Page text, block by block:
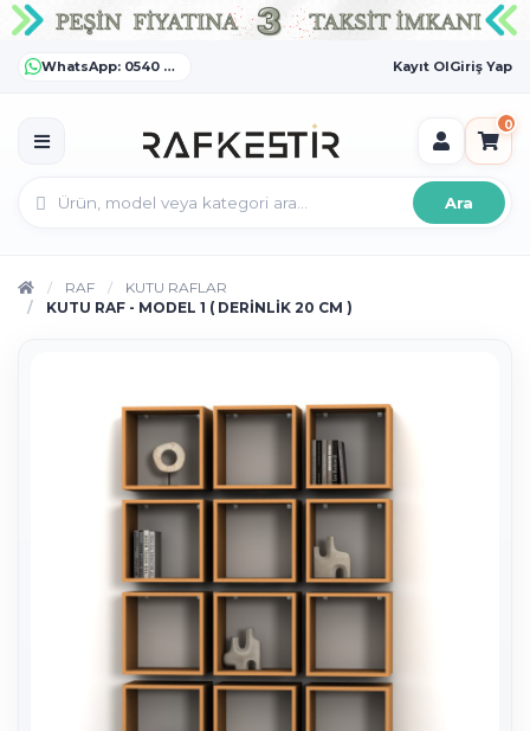
WhatsApp: 0540 372 55 55 Kayıt OlGiriş Yap
0
Ara
RAF
KUTU RAFLAR
KUTU RAF - MODEL 1 ( DERİNLİK 20 CM )